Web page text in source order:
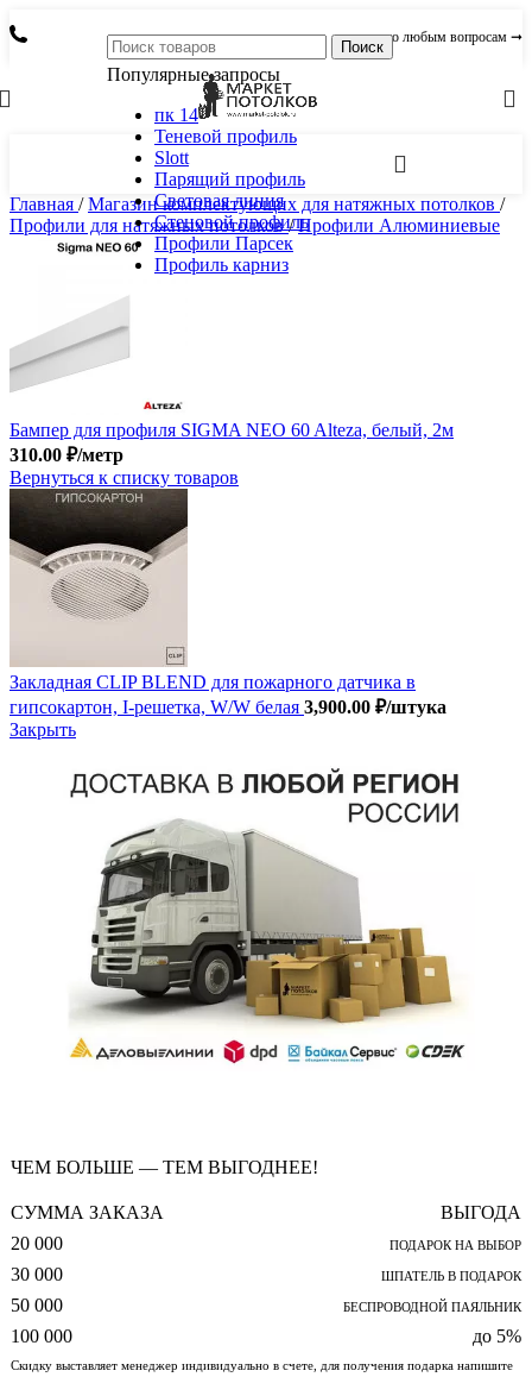
по любым вопросам ➞
Поиск
Популярные запросы
пк 14
Теневой профиль
Slott
Парящий профиль
Световая линия
Стеновой профиль
Профили Парсек
Профиль карниз
Главная / Магазин комплектующих для натяжных потолков /
Профили для натяжных потолков/ Профили Алюминиевые
Бампер для профиля SIGMA NEO 60 Alteza, белый, 2м
310.00 ₽/метр
Вернуться к списку товаров
Закладная CLIP BLEND для пожарного датчика в
гипсокартон, I-решетка, W/W белая 3,900.00 ₽/штука
Закрыть
ЧЕМ БОЛЬШЕ — ТЕМ ВЫГОДНЕЕ!
СУММА ЗАКАЗА
ВЫГОДА
20 000
ПОДАРОК НА ВЫБОР
30 000 ШПАТЕЛЬ В ПОДАРОК
50 000 БЕСПРОВОДНОЙ ПАЯЛЬНИК
100 000 до 5%
Скидку выставляет менеджер индивидуально в счете, для получения подарка напишите